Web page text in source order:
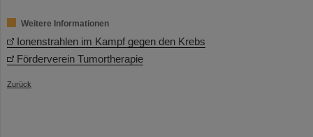
Weitere Informationen
Ionenstrahlen im Kampf gegen den Krebs
Förderverein Tumortherapie
Zurück